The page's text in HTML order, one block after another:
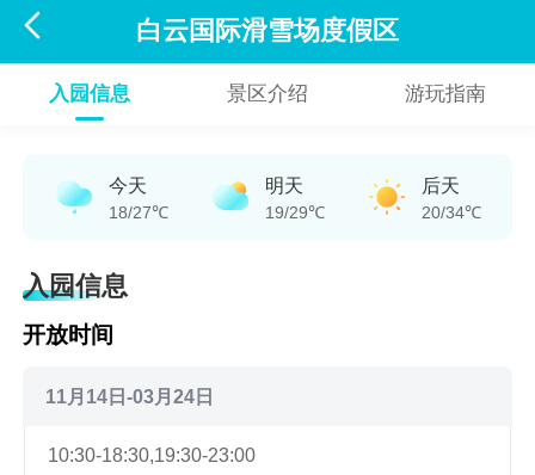
 白云国际滑雪场度假区
入园信息 景区介绍 游玩指南
今天
18/27℃
明天
19/29℃
后天
20/34℃
入园信息
开放时间
11月14日-03月24日
10:30-18:30,19:30-23:00